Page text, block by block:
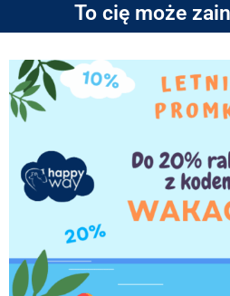
To cię może